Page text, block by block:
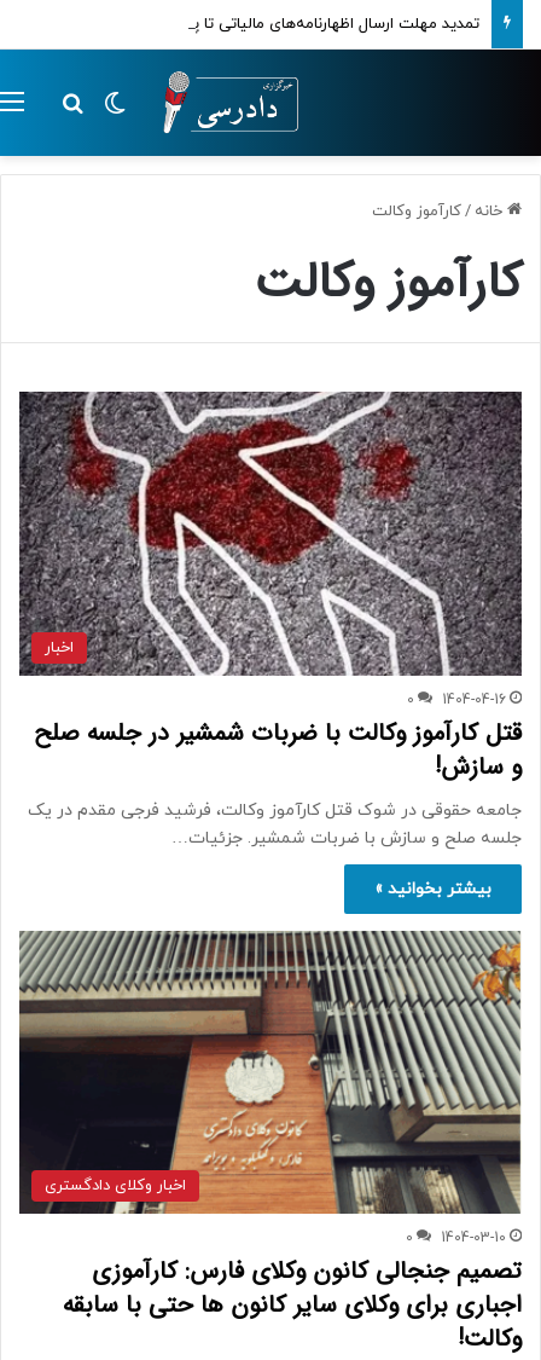
تمدید مهلت ارسال اظهارنامه‌های مالیاتی تا پایان تابستان 1405
تغییر پوسته
خانه /کارآموز وکالت
کارآموز وکالت
اخبار
1404-04-16
0
قتل کارآموز وکالت با ضربات شمشیر در جلسه صلح
و سازش!
جامعه حقوقی در شوک قتل کارآموز وکالت، فرشید فرجی مقدم در یک
جلسه صلح و سازش با ضربات شمشیر. جزئیات…
بیشتر بخوانید »
اخبار وکلای دادگستری
1404-03-10
0
تصمیم جنجالی کانون وکلای فارس: کارآموزی
اجباری برای وکلای سایر کانون ها حتی با سابقه
وکالت!